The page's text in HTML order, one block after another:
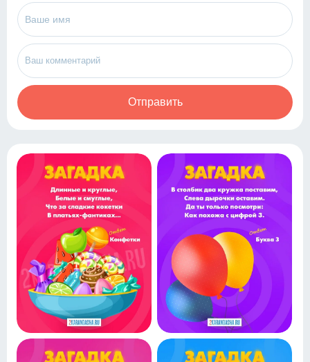
Отправить